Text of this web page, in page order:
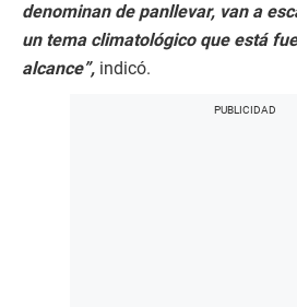
denominan de panllevar, van a
un tema climatológico que está
alcance”, indicó.